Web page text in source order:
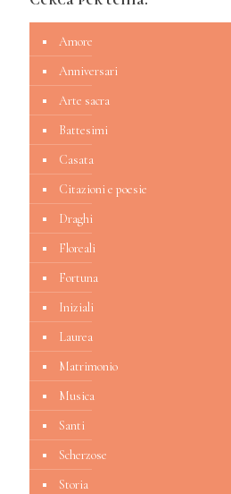
Amore
Anniversari
Arte sacra
Battesimi
Casata
Citazioni e poesie
Draghi
Floreali
Fortuna
Iniziali
Laurea
Matrimonio
Musica
Santi
Scherzose
Storia